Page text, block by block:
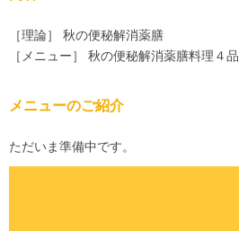
［理論］ 秋の便秘解消薬膳
［メニュー］ 秋の便秘解消薬膳料理４品
メニューのご紹介
ただいま準備中です。